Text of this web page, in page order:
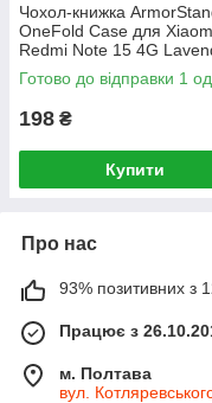
Чохол-книжка
OneFold Case для
Redmi Note 15 4G
(ARM89983)
Готово до відправки 1 од.
198 ₴
Купити
Про нас
93% позитивних з
Працює з
м. Полтава
вул.